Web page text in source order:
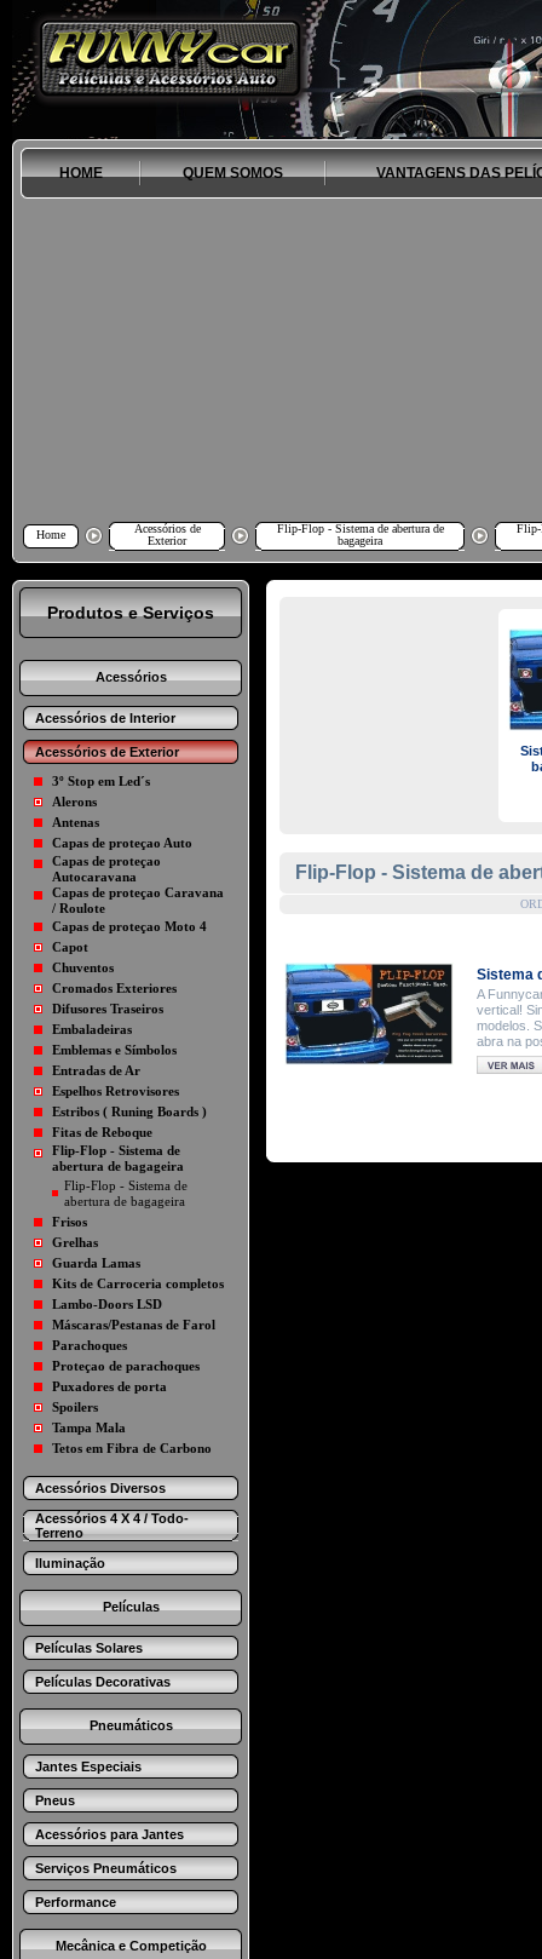
HOME QUEM SOMOS VANTAGENS DAS
Home
Acessórios de
Exterior
Flip-Flop - Sistema de abertura de
bagageira
Flip-
Produtos e Serviços
Acessórios
Acessórios de Interior
Acessórios de Exterior
3º Stop em Led´s
Alerons
Antenas
Capas de proteçao Auto
Capas de proteçao
Autocaravana
Capas de proteçao Caravana
/ Roulote
Capas de proteçao Moto 4
Capot
Chuventos
Cromados Exteriores
Difusores Traseiros
Embaladeiras
Emblemas e Símbolos
Entradas de Ar
Espelhos Retrovisores
Estribos ( Runing Boards )
Fitas de Reboque
Flip-Flop - Sistema de
abertura de bagageira
Flip-Flop - Sistema de
abertura de bagageira
Frisos
Grelhas
Guarda Lamas
Kits de Carroceria completos
Lambo-Doors LSD
Máscaras/Pestanas de Farol
Parachoques
Proteçao de parachoques
Puxadores de porta
Spoilers
Tampa Mala
Tetos em Fibra de Carbono
Acessórios Diversos
Acessórios 4 X 4 / Todo-
Terreno
Iluminação
Películas
Películas Solares
Películas Decorativas
Pneumáticos
Jantes Especiais
Pneus
Acessórios para Jantes
Serviços Pneumáticos
Performance
Mecânica e Competição
Flip-Flop - Sistema de
Sistema
A
vertical!
modelos.
abra na